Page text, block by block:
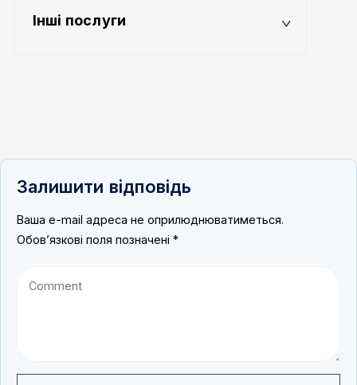
Інші послуги
Залишити відповідь
Ваша e-mail адреса не оприлюднюватиметься.
Обов’язкові поля позначені *